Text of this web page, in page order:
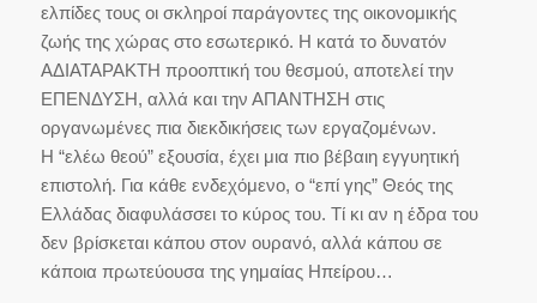
ελπίδες τους οι σκληροί παράγοντες της οικονομικής
ζωής της χώρας στο εσωτερικό. Η κατά το δυνατόν
ΑΔΙΑΤΑΡΑΚΤΗ προοπτική του θεσμού, αποτελεί την
ΕΠΕΝΔΥΣΗ, αλλά και την ΑΠΑΝΤΗΣΗ στις
οργανωμένες πια διεκδικήσεις των εργαζομένων.
Η “ελέω θεού” εξουσία, έχει μια πιο βέβαιη εγγυητική
επιστολή. Για κάθε ενδεχόμενο, ο “επί γης” Θεός της
Ελλάδας διαφυλάσσει το κύρος του. Τί κι αν η έδρα του
δεν βρίσκεται κάπου στον ουρανό, αλλά κάπου σε
κάποια πρωτεύουσα της γημαίας Ηπείρου…